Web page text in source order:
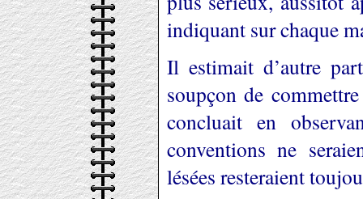
indiquant sur chaque
Il estimait d’autre
soupçon de
concluait en
conventions ne
lésées resteraient